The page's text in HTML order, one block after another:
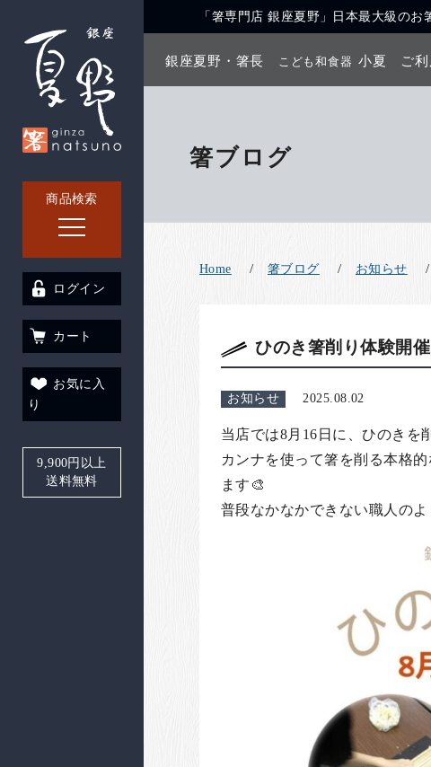
商品検索
「箸専門店 銀座夏野」日本最大級のお
銀座夏野・箸長 こども和食器 小夏 ご
ログイン
カート
お気に入
り
9,900円以上
送料無料
箸ブログ
Home 箸ブログ お知らせ
ひのき箸削り体験開
お知らせ 2025.08.02
当店では8月16日に、ひのきを
カンナを使って箸を削る本格
ます🎨
普段なかなかできない職人の